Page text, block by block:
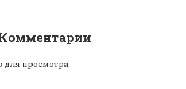
для просмотра.